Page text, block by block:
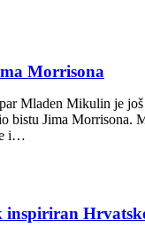
Morrisona
Mladen Mikulin je
bistu Jima Morrisona.
i…
inspiriran